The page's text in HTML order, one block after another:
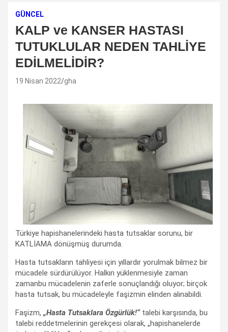
GÜNCEL
KALP ve KANSER HASTASI
TUTUKLULAR NEDEN TAHLİYE
EDİLMELİDİR?
19 Nisan 2022 gha
Türkiye hapishanelerindeki hasta tutsaklar sorunu, bir
KATLİAMA dönüşmüş durumda.
Hasta tutsakların tahliyesi için yıllardır yorulmak bilmez bir
mücadele sürdürülüyor. Halkın yüklenmesiyle zaman
zamanbu mücadelenin zaferle sonuçlandığı oluyor; birçok
hasta tutsak, bu mücadeleyle faşizmin elinden alınabildi.
Faşizm, „Hasta Tutsaklara Özgürlük!“talebi karşısında, bu
talebi reddetmelerinin gerekçesi olarak, „hapishanelerde